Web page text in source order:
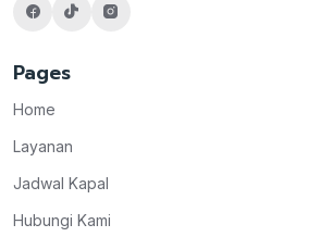
Pages
Home
Layanan
Jadwal Kapal
Hubungi Kami